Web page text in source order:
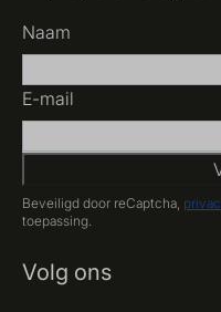
Naam
E-mail
Beveiligd door reCaptcha,
toepassing.
Volg ons